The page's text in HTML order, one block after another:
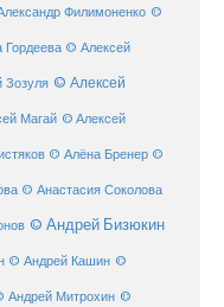
Филимоненко ©
Гордеева © Алексей
Зозуля © Алексей
Магай © Алексей
© Алёна Бренер ©
© Анастасия Соколова
© Андрей Бизюкин
© Андрей Кашин ©
Андрей Митрохин ©